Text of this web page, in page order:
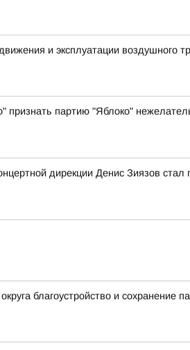
и эксплуатации воздушного
партию "Яблоко"
дирекции Денис Зиязов
благоустройство и сохранение